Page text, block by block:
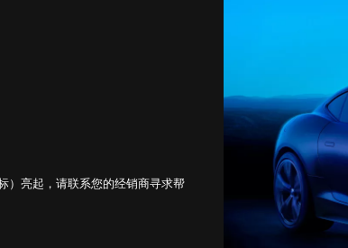
）亮起，请联系您的经销商寻求帮